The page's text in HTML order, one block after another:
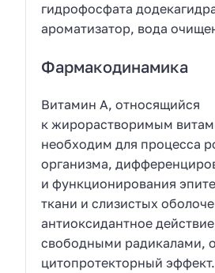
гидрофосфата
ароматизатор, вода
Фармакодинамика
Витамин A, относящийся
к жирорастворимым
необходим для процесса
организма,
и функционирования
ткани и слизистых
антиоксидантное
свободными радикалами,
цитопротекторный